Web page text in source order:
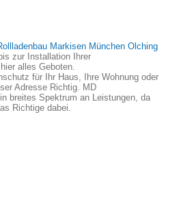
Markisen München Olching
zur Installation Ihrer
alles Geboten.
für Ihr Haus, Ihre Wohnung oder
Adresse Richtig. MD
breites Spektrum an Leistungen, da
Richtige dabei.